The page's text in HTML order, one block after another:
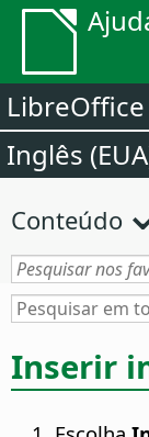
LibreOffice
Inglês
Conteúdo
Inserir